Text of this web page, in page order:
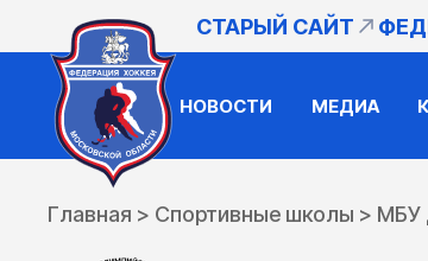
СТАРЫЙ САЙТ
НОВОСТИ МЕДИА
Главная > Спортивные школы > МБУ